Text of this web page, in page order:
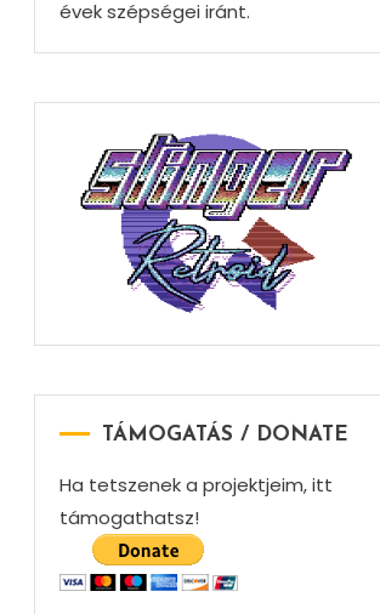
évek szépségei iránt.
TÁMOGATÁS / DONATE
Ha tetszenek a projektjeim, itt
támogathatsz!